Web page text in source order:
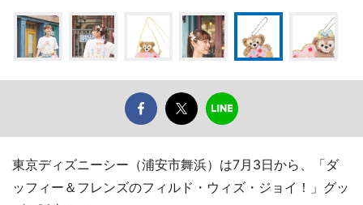
東京ディズニーシー（浦安市舞浜）は7月3日から、「ダ
ッフィー＆フレンズのフィルド・ウィズ・ジョイ！」グッ